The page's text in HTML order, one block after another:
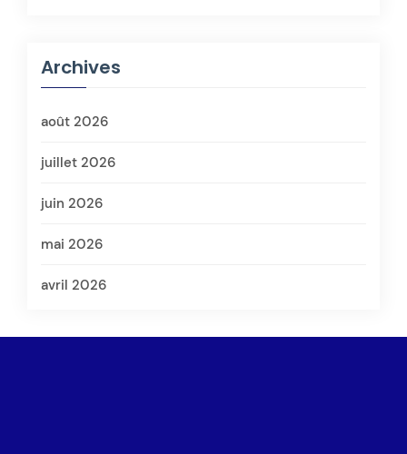
Archives
août 2026
juillet 2026
juin 2026
mai 2026
avril 2026